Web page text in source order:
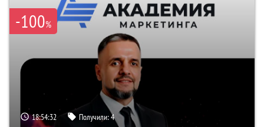
-100%
18:54:31 Получили:4